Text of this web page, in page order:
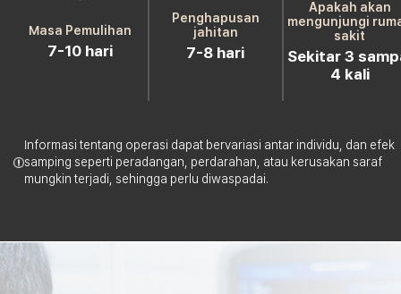
Masa Pemulihan
7-10 hari
Penghapusan
jahitan
7-8 hari
Apakah akan
mengunjungi
sakit
Sekitar 3
4 kali
Informasi tentang operasi dapat bervariasi antar individu, dan efek
samping seperti peradangan, perdarahan, atau kerusakan saraf
mungkin terjadi, sehingga perlu diwaspadai.